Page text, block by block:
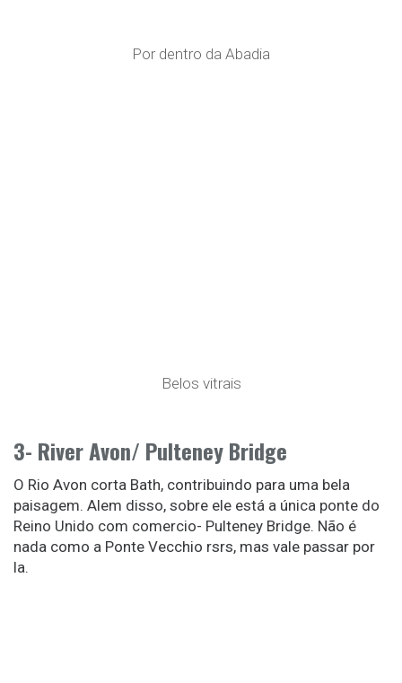
Por dentro da Abadia
Belos vitrais
3- River Avon/ Pulteney Bridge
O Rio Avon corta Bath, contribuindo para uma bela
paisagem. Alem disso, sobre ele está a única ponte do
Reino Unido com comercio- Pulteney Bridge. Não é
nada como a Ponte Vecchio rsrs, mas vale passar por
la.